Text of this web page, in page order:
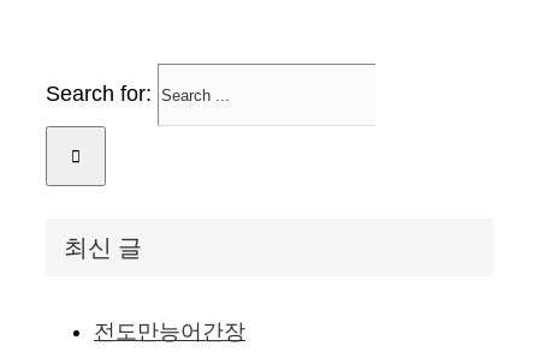
Search for:
최신 글
전도만능어간장